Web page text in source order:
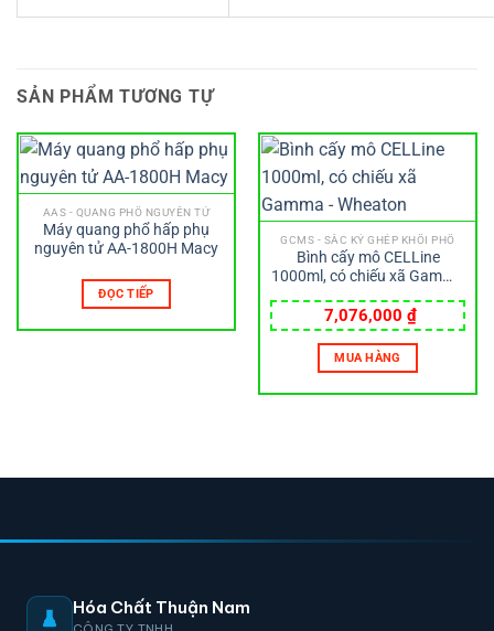
SẢN PHẨM TƯƠNG TỰ
AAS - QUANG PHỔ NGUYÊN TỬ
Máy quang phổ hấp phụ
nguyên tử AA-1800H Macy
ĐỌC TIẾP
GCMS - SẮC KÝ GHÉP KHỐI PHỔ
Bình cấy mô CELLine
1000ml, có chiếu xã Gamma
7,076,000 ₫
MUA HÀNG
Hóa Chất Thuận Nam